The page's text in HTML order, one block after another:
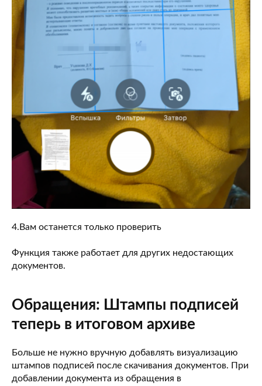
4.Вам останется только проверить
Функция также работает для других недостающих
документов.
Обращения: Штампы подписей
теперь в итоговом архиве
Больше не нужно вручную добавлять визуализацию
штампов подписей после скачивания документов. При
добавлении документа из обращения в